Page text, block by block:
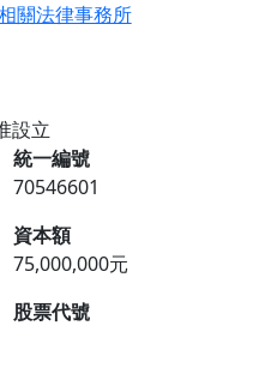
關法律事務所
設立
統一編號
70546601
資本額
75,000,000元
股票代號